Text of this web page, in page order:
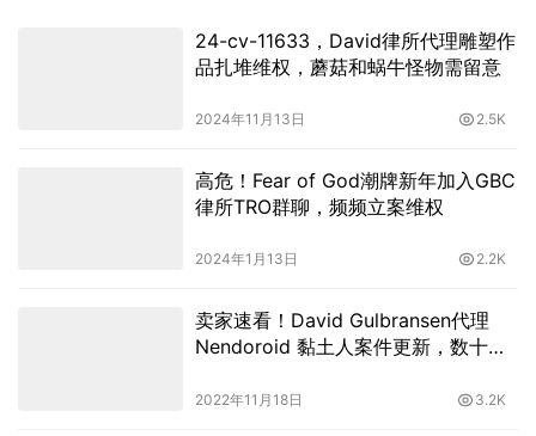
24-cv-11633，David律所代理雕塑作
品扎堆维权，蘑菇和蜗牛怪物需留意
2024年11月13日 2.5K
高危！Fear of God潮牌新年加入GBC
律所TRO群聊，频频立案维权
2024年1月13日 2.2K
卖家速看！David Gulbransen代理
Nendoroid 黏土人案件更新，数十家
2022年11月18日 3.2K